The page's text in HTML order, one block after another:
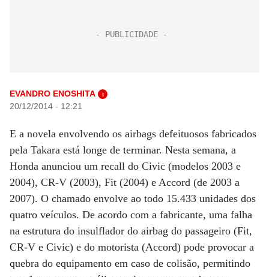
EVANDRO ENOSHITA i
20/12/2014 - 12:21
E a novela envolvendo os airbags defeituosos fabricados
pela Takara está longe de terminar. Nesta semana, a
Honda anunciou um recall do Civic (modelos 2003 e
2004), CR-V (2003), Fit (2004) e Accord (de 2003 a
2007). O chamado envolve ao todo 15.433 unidades dos
quatro veículos. De acordo com a fabricante, uma falha
na estrutura do insulflador do airbag do passageiro (Fit,
CR-V e Civic) e do motorista (Accord) pode provocar a
quebra do equipamento em caso de colisão, permitindo